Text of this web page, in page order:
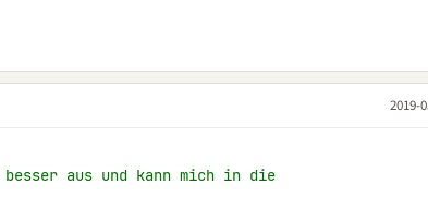
2019-
aus und kann mich in die